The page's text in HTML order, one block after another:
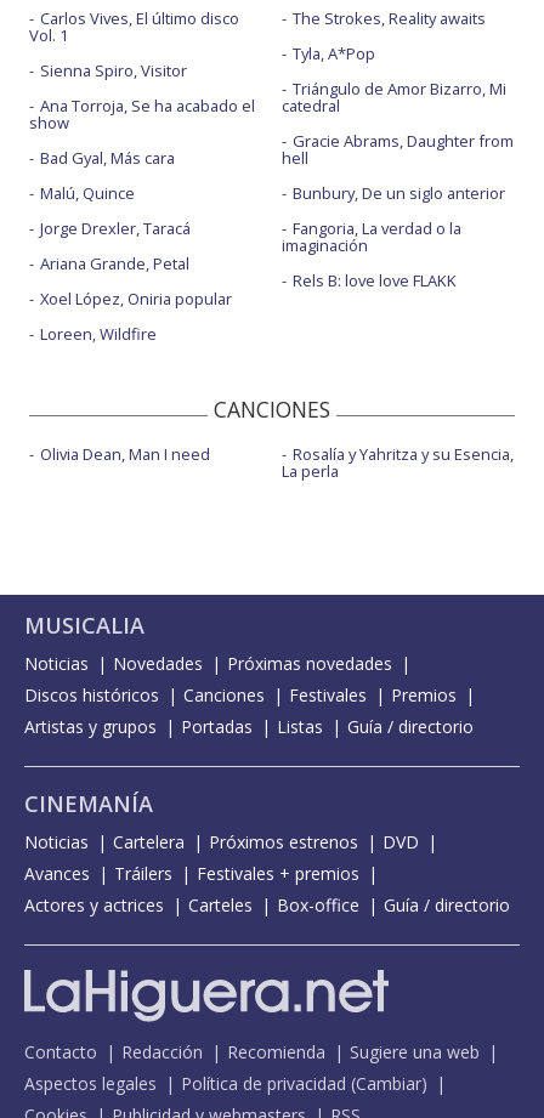
Walls could talk - Vevo presents
Carlos Vives, El último disco
Vol. 1
Sienna Spiro, Visitor
Ana Torroja, Se ha acabado el
show
Bad Gyal, Más cara
Malú, Quince
Jorge Drexler, Taracá
Ariana Grande, Petal
Xoel López, Oniria popular
Loreen, Wildfire
The Strokes, Reality awaits
Tyla, A*Pop
Triángulo de Amor Bizarro, Mi
catedral
Gracie Abrams, Daughter from
hell
Bunbury, De un siglo anterior
Fangoria, La verdad o la
imaginación
Rels B: love love FLAKK
CANCIONES
Olivia Dean, Man I need Rosalía y Yahritza y su Esencia,
La perla
MUSICALIA
Noticias Novedades
Próximas novedades
Discos históricos
Canciones Festivales
Premios
Artistas y grupos
Portadas Listas Guía / directorio
CINEMANÍA
Noticias Cartelera Próximos estrenos
DVD
Avances
Tráilers
Festivales + premios
Actores y actrices
Carteles Box-office Guía / directorio
Contacto Redacción Recomienda
Sugiere una web
Aspectos legales
Política de privacidad (Cambiar)